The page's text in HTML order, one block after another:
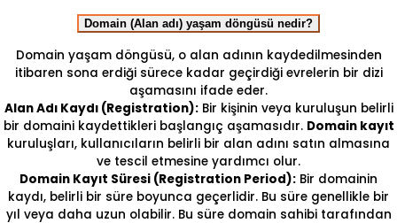
Domain (Alan adı) yaşam döngüsü nedir?
Domain yaşam döngüsü, o alan adının kaydedilmesinden
itibaren sona erdiği sürece kadar geçirdiği evrelerin bir dizi
aşamasını ifade eder.
Alan Adı Kaydı (Registration):Bir kişinin veya kuruluşun belirli
bir domaini kaydettikleri başlangıç aşamasıdır. Domain kayıt
kuruluşları, kullanıcıların belirli bir alan adını satın almasına
ve tescil etmesine yardımcı olur.
Domain Kayıt Süresi (Registration Period): Bir domainin
kaydı, belirli bir süre boyunca geçerlidir. Bu süre genellikle bir
yıl veya daha uzun olabilir. Bu süre domain sahibi tarafından